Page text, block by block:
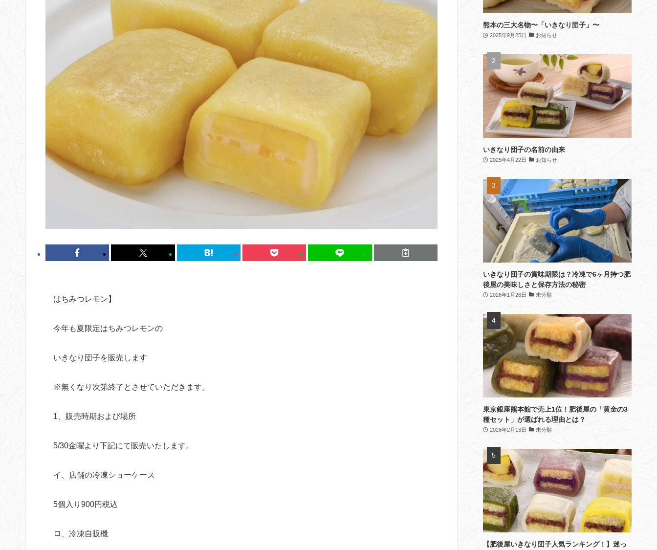
はちみつレモン】
今年も夏限定はちみつレモンの
いきなり団子を販売します
※無くなり次第終了とさせていただきます。
1、販売時期および場所
5/30金曜より下記にて販売いたします。
イ、店舗の冷凍ショーケース
5個入り900円税込
ロ、冷凍自販機
熊本の三大名物〜「いきなり団子」〜
2025年9月25日 お知らせ
いきなり団子の名前の由来
2025年4月22日 お知らせ
いきなり団子の賞味期限は？冷凍で6ヶ月持つ肥
後屋の美味しさと保存方法の秘密
2026年1月26日 未分類
東京銀座熊本館で売上1位！肥後屋の「黄金の3
種セット」が選ばれる理由とは？
2026年2月13日 未分類
【肥後屋いきなり団子人気ランキング！】迷っ